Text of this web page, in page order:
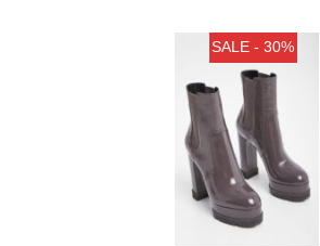
SALE - 30%